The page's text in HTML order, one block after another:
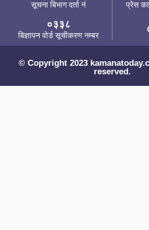
सूचना बिभाग दर्ता नं प्रेस
०३३८
बिज्ञापन वोर्ड सूचीकरण नम्बर
© Copyright 2023
reserved.